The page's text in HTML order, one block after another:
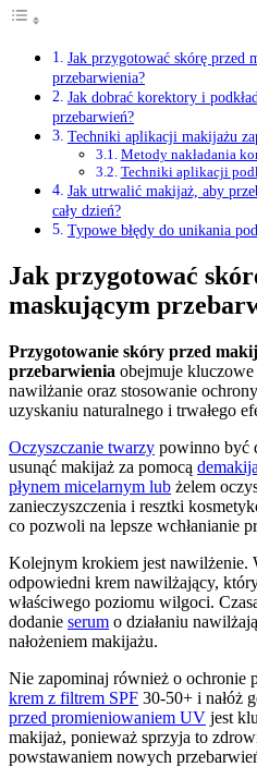
Jak przygotować skórę przed
przebarwienia?
Jak dobrać korektory i
przebarwień?
Techniki aplikacji makijażu
Metody nakładania
Techniki aplikacji
Jak utrwalić makijaż, aby
cały dzień?
Typowe błędy do unikania
Jak przygotować
maskującym
Przygotowanie skóry przed
przebarwienia obejmuje
nawilżanie oraz stosowanie
uzyskaniu naturalnego i trwałego
Oczyszczanie twarzy powinno być
usunąć makijaż za pomocą
płynem micelarnym lub żelem
zanieczyszczenia i resztki
co pozwoli na lepsze wchłanianie
Kolejnym krokiem jest nawilżenie.
odpowiedni krem nawilżający,
właściwego poziomu wilgoci.
dodanie serum o działaniu
nałożeniem makijażu.
Nie zapominaj również o ochronie
krem z filtrem SPF 30-50+ i nałóż
przed promieniowaniem UV jest
makijaż, ponieważ sprzyja to
powstawaniem nowych